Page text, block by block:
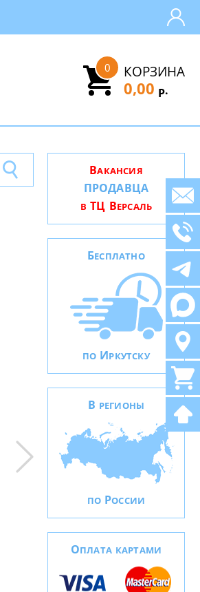
КОРЗИНА
0
0,00 Р.
ВАКАНСИЯ
ПРОДАВЦА
В ТЦ ВЕРСАЛЬ
БЕСПЛАТНО
ПО ИРКУТСКУ
В РЕГИОНЫ
ПО РОССИИ
ОПЛАТА КАРТАМИ